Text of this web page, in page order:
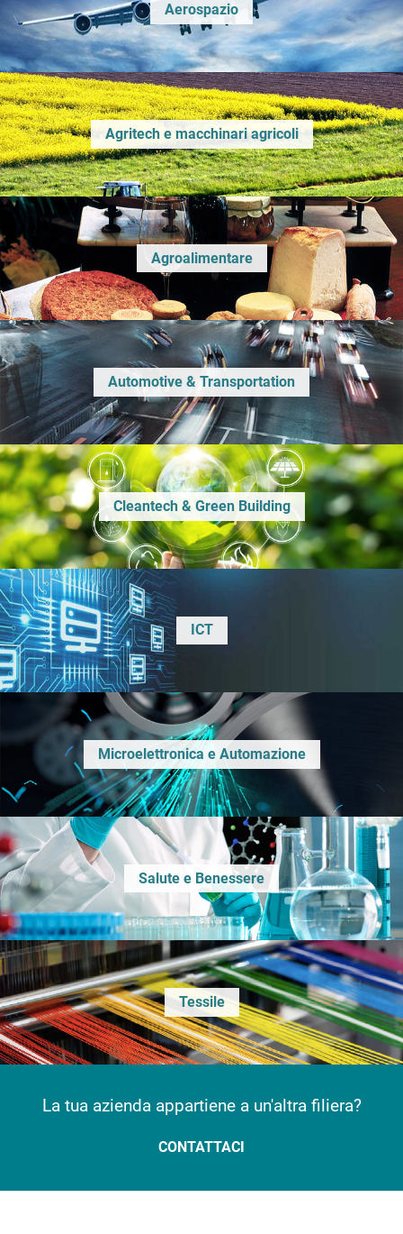
Aerospazio
Agritech e macchinari agricoli
Agroalimentare
Automotive & Transportation
Cleantech & Green Building
ICT
Microelettronica e Automazione
Salute e Benessere
Tessile
La tua azienda appartiene a un'altra filiera?
CONTATTACI